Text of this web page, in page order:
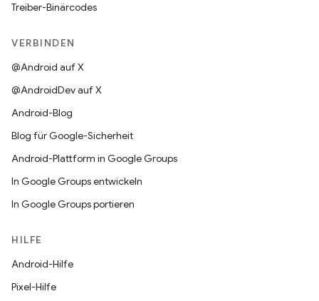
Treiber-Binärcodes
VERBINDEN
@Android auf X
@AndroidDev auf X
Android-Blog
Blog für Google-Sicherheit
Android-Plattform in Google Groups
In Google Groups entwickeln
In Google Groups portieren
HILFE
Android-Hilfe
Pixel-Hilfe